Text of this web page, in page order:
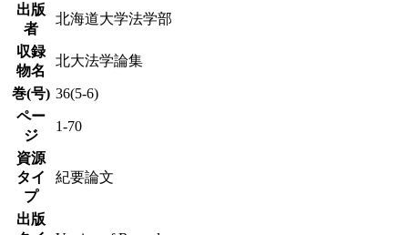
出版
者
北海道大学法学部
収録
物名
北大法学論集
巻(号) 36(5-6)
ペー
ジ
1-70
資源
タイ
プ
紀要論文
出版